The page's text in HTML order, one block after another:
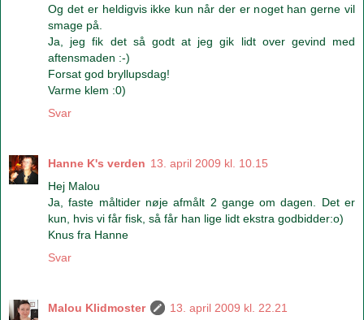
Og det er heldigvis ikke kun når der er noget han gerne vil
smage på.
Ja, jeg fik det så godt at jeg gik lidt over gevind med
aftensmaden :-)
Forsat god bryllupsdag!
Varme klem :0)
Svar
Hanne K's verden 13. april 2009 kl. 10.15
Hej Malou
Ja, faste måltider nøje afmålt 2 gange om dagen. Det er
kun, hvis vi får fisk, så får han lige lidt ekstra godbidder:o)
Knus fra Hanne
Svar
Malou Klidmoster
13. april 2009 kl. 22.21